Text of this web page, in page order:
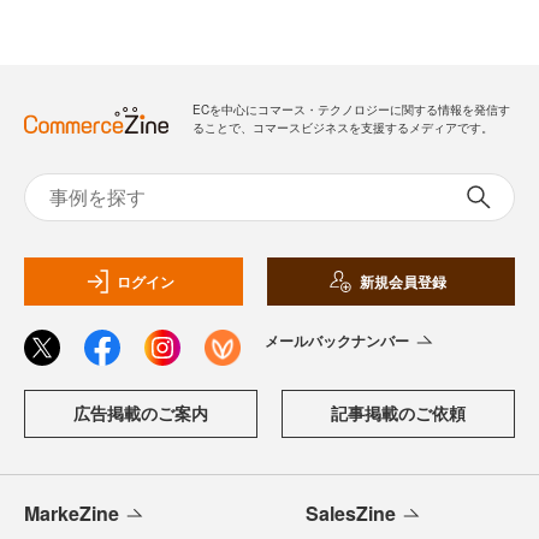
ECを中心にコマース・テクノロジーに関する情報を発信す
ることで、コマースビジネスを支援するメディアです。
ログイン 新規会員登録
メールバックナンバー
広告掲載のご案内 記事掲載のご依頼
MarkeZine SalesZine